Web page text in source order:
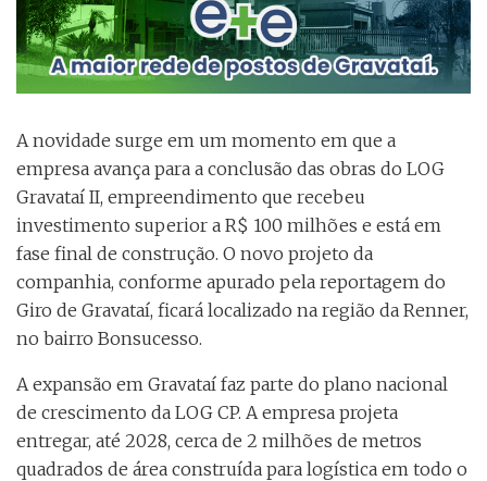
A novidade surge em um momento em que a
empresa avança para a conclusão das obras do LOG
Gravataí II, empreendimento que recebeu
investimento superior a R$ 100 milhões e está em
fase final de construção. O novo projeto da
companhia, conforme apurado pela reportagem do
Giro de Gravataí, ficará localizado na região da Renner,
no bairro Bonsucesso.
A expansão em Gravataí faz parte do plano nacional
de crescimento da LOG CP. A empresa projeta
entregar, até 2028, cerca de 2 milhões de metros
quadrados de área construída para logística em todo o